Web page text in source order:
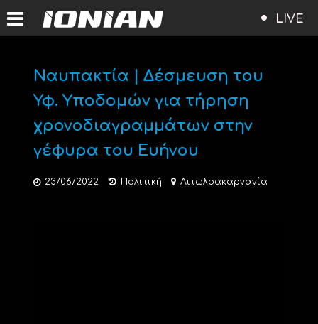
LIVE
Ναυπακτία | Δέσμευση του
Υφ. Υποδομών για τήρηση
χρονοδιαγραμμάτων στην
γέφυρα του Ευήνου
23/06/2022 Πολιτική Αιτωλοακαρνανία